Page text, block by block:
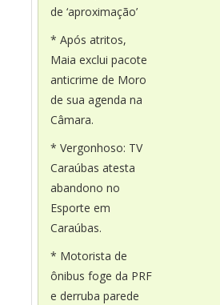
de ‘aproximação’
* Após atritos,
Maia exclui pacote
anticrime de Moro
de sua agenda na
Câmara.
* Vergonhoso: TV
Caraúbas atesta
abandono no
Esporte em
Caraúbas.
* Motorista de
ônibus foge da PRF
e derruba parede